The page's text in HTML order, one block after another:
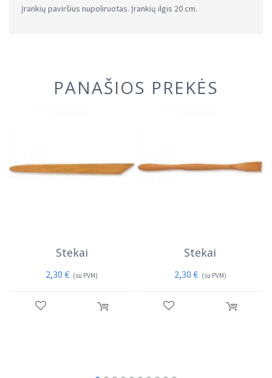
Įrankių paviršius nupoliruotas. Įrankių ilgis 20 cm.
PANAŠIOS PREKĖS
Stekai
2,30€ (su PVM)
Stekai
2,30 € (su PVM)